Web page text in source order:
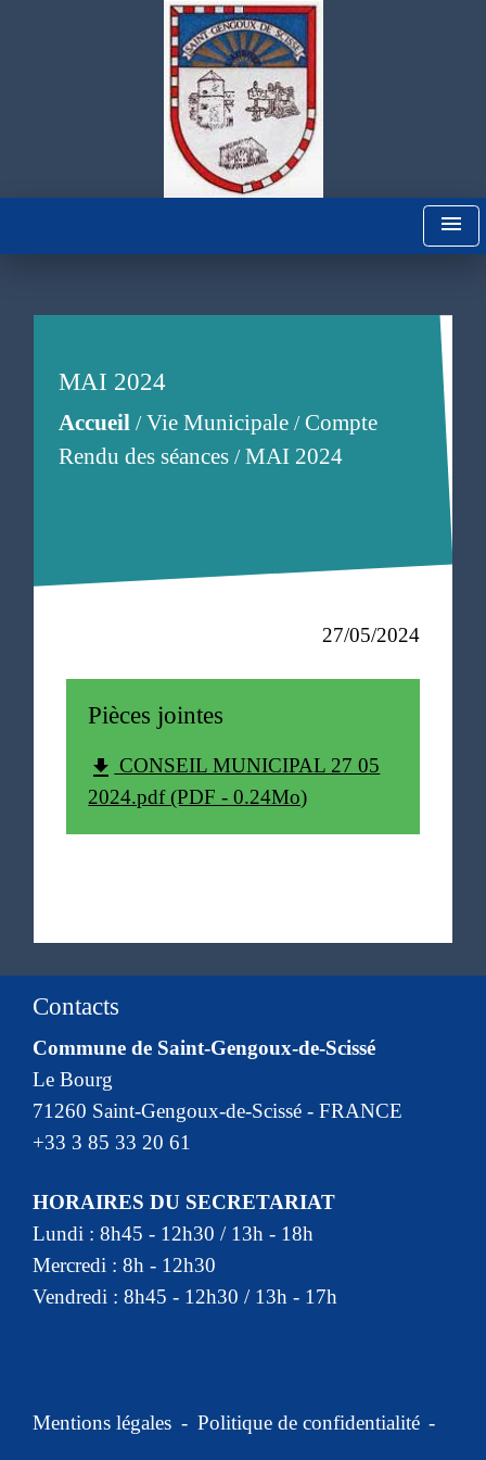
menu
MAI 2024
Accueil/Vie Municipale/Compte
Rendu des séances/MAI 2024
27/05/2024
Pièces jointes
file_download CONSEIL MUNICIPAL 27 05
2024.pdf (PDF - 0.24Mo)
Contacts
Commune de Saint-Gengoux-de-Scissé
Le Bourg
71260 Saint-Gengoux-de-Scissé - FRANCE
+33 3 85 33 20 61
HORAIRES DU SECRETARIAT
Lundi : 8h45 - 12h30 / 13h - 18h
Mercredi : 8h - 12h30
Vendredi : 8h45 - 12h30 / 13h - 17h
Mentions légales - Politique de confidentialité -